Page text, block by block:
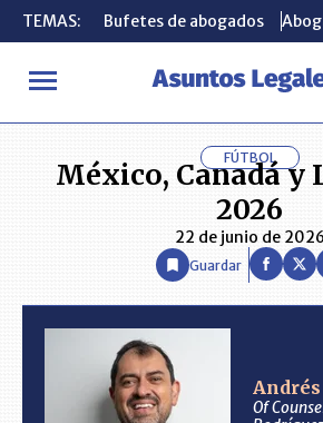
TEMAS: Bufetes de abogados
INICIO ANÁLISIS ANDRÉS CHARRIA
TEMAS: Bufetes de abogados
FÚTBOL
México, Canadá y
2026
22 de junio de 2026
Guardar
Of